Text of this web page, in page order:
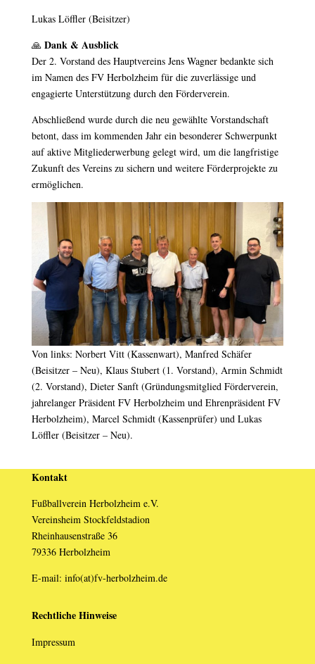
Lukas Löffler (Beisitzer)
🙏 Dank & Ausblick
Der 2. Vorstand des Hauptvereins Jens Wagner bedankte sich
im Namen des FV Herbolzheim für die zuverlässige und
engagierte Unterstützung durch den Förderverein.
Abschließend wurde durch die neu gewählte Vorstandschaft
betont, dass im kommenden Jahr ein besonderer Schwerpunkt
auf aktive Mitgliederwerbung gelegt wird, um die langfristige
Zukunft des Vereins zu sichern und weitere Förderprojekte zu
ermöglichen.
Von links: Norbert Vitt (Kassenwart), Manfred Schäfer
(Beisitzer – Neu), Klaus Stubert (1. Vorstand), Armin Schmidt
(2. Vorstand), Dieter Sanft (Gründungsmitglied Förderverein,
jahrelanger Präsident FV Herbolzheim und Ehrenpräsident FV
Herbolzheim), Marcel Schmidt (Kassenprüfer) und Lukas
Löffler (Beisitzer – Neu).
Kontakt
Fußballverein Herbolzheim e.V.
Vereinsheim Stockfeldstadion
Rheinhausenstraße 36
79336 Herbolzheim
E-mail: info(at)fv-herbolzheim.de
Rechtliche Hinweise
Impressum